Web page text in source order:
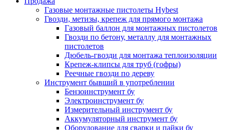
Газовые монтажные пистолеты Hybest
Гвозди, метизы, крепеж для прямого монтажа
Газовый баллон для монтажных пистолетов
Гвозди по бетону, металлу для монтажных
пистолетов
Дюбель-гвозди для монтажа теплоизоляции
Крепеж-клипсы для труб (гофры)
Реечные гвозди по дереву
Инструмент бывший в употреблении
Бензоинструмент бу
Электроинструмент бу
Измерительный инструмент бу
Аккумуляторный инструмент бу
Оборудование для сварки и пайки бу